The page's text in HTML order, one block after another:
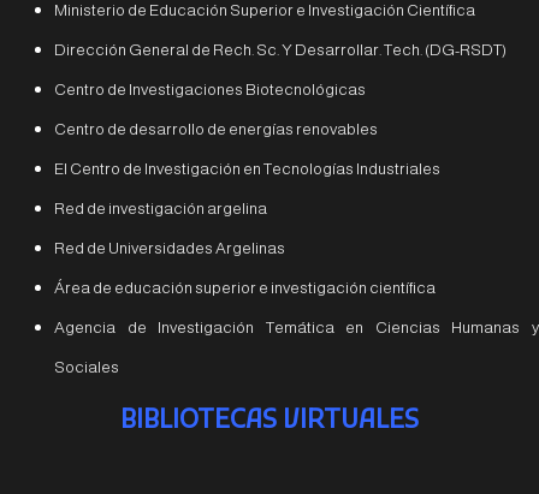
Ministerio de Educación Superior e Investigación Científica
Dirección General de Rech. Sc. Y Desarrollar. Tech. (DG-RSDT)
Centro de Investigaciones Biotecnológicas
Centro de desarrollo de energías renovables
El Centro de Investigación en Tecnologías Industriales
Red de investigación argelina
Red de Universidades Argelinas
Área de educación superior e investigación científica
Agencia de Investigación Temática en Ciencias Humanas y
Sociales
BIBLIOTECAS VIRTUALES